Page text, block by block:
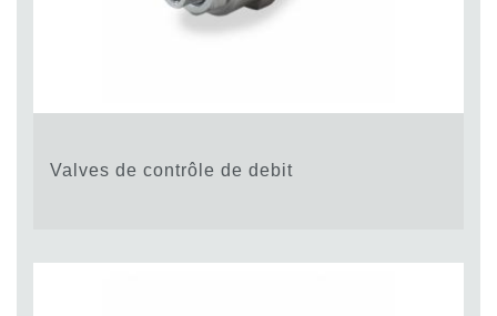
Valves de contrôle de debit